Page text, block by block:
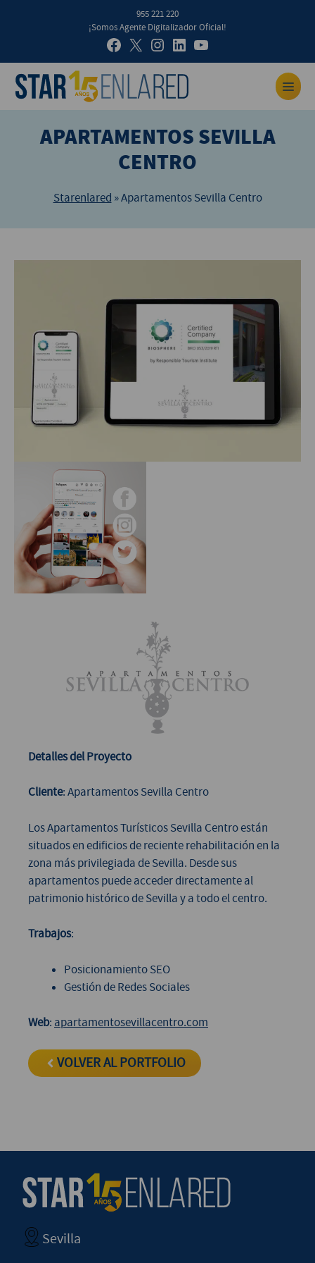
955 221 220
¡Somos Agente Digitalizador Oficial!
APARTAMENTOS SEVILLA
CENTRO
Starenlared »Apartamentos Sevilla Centro
Detalles del Proyecto
Cliente: Apartamentos Sevilla Centro
Los Apartamentos Turísticos Sevilla Centro están
situados en edificios de reciente rehabilitación en la
zona más privilegiada de Sevilla. Desde sus
apartamentos puede acceder directamente al
patrimonio histórico de Sevilla y a todo el centro.
Trabajos:
Posicionamiento SEO
Gestión de Redes Sociales
Web: apartamentosevillacentro.com
VOLVER AL PORTFOLIO
Sevilla